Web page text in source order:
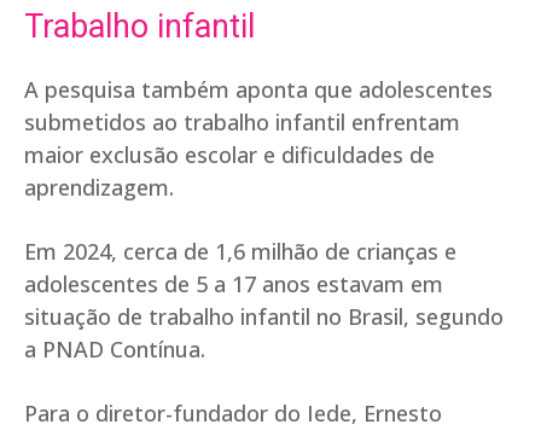
Trabalho infantil
A pesquisa também aponta que adolescentes
submetidos ao trabalho infantil enfrentam
maior exclusão escolar e dificuldades de
aprendizagem.
Em 2024, cerca de 1,6 milhão de crianças e
adolescentes de 5 a 17 anos estavam em
situação de trabalho infantil no Brasil, segundo
a PNAD Contínua.
Para o diretor-fundador do Iede, Ernesto